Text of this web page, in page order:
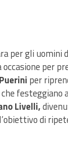
per gli uomini
per
Puerini per
festeggiano
Livelli,
di